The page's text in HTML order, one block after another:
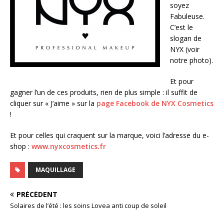
soyez
Fabuleuse.
C’est le
slogan de
NYX (voir
notre photo).
Et pour
gagner l’un de ces produits, rien de plus simple : il suffit de
cliquer sur « J’aime » sur la page Facebook de NYX Cosmetics
!
Et pour celles qui craquent sur la marque, voici l’adresse du e-
shop : www.nyxcosmetics.fr
MAQUILLAGE
PRÉCÉDENT
Solaires de l’été : les soins Lovea anti coup de soleil